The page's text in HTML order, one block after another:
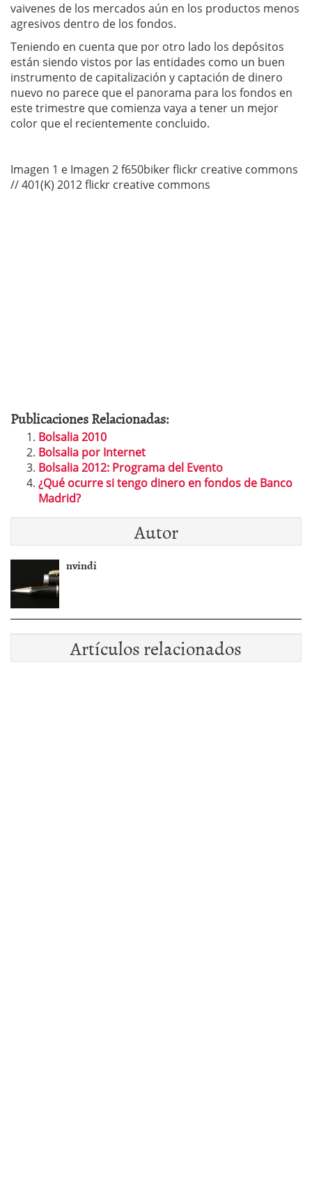
vaivenes de los mercados aún en los productos menos
agresivos dentro de los fondos.
Teniendo en cuenta que por otro lado los depósitos
están siendo vistos por las entidades como un buen
instrumento de capitalización y captación de dinero
nuevo no parece que el panorama para los fondos en
este trimestre que comienza vaya a tener un mejor
color que el recientemente concluido.
Imagen 1 e Imagen 2 f650biker flickr creative commons
// 401(K) 2012 flickr creative commons
Publicaciones Relacionadas:
Bolsalia 2010
Bolsalia por Internet
Bolsalia 2012: Programa del Evento
¿Qué ocurre si tengo dinero en fondos de Banco
Madrid?
Autor
nvindi
Artículos relacionados